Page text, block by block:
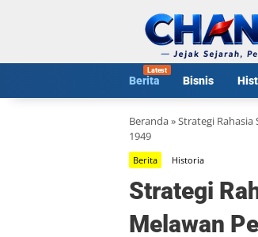
Berita Bisnis
Beranda»Strategi
1949
Berita Historia
Strategi
Melawan